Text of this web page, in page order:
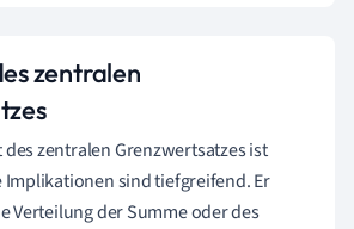
zentralen
zentralen Grenzwertsatzes ist
Implikationen sind tiefgreifend. Er
Verteilung der Summe oder des